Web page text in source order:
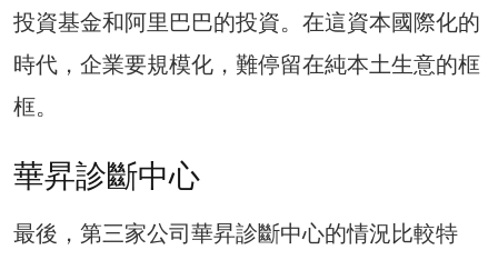
投資基金和阿里巴巴的投資。在這資本國際化的
時代，企業要規模化，難停留在純本土生意的框
框。
華昇診斷中心
最後，第三家公司華昇診斷中心的情況比較特